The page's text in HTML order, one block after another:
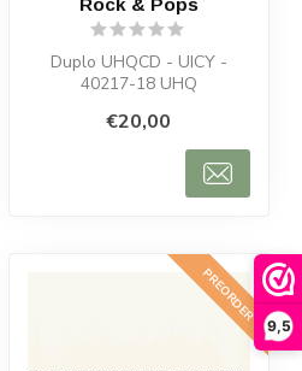
9,5
Duplo UHQCD - UICY -
40217-18 UHQ
€20,00
PREORDER